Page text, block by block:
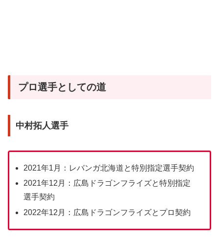
プロ選手としての道
中村拓人選手
2021年1月：レバンガ北海道と特別指定選手契約
2021年12月：広島ドラゴンフライズと特別指定
選手契約
2022年12月：広島ドラゴンフライズとプロ契約